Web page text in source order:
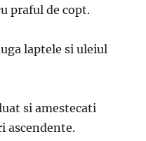
praful de copt.
laptele si uleiul
si amestecati
ascendente.